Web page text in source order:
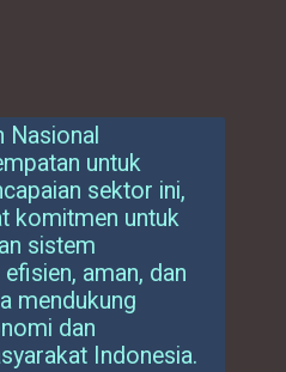
Nasional
untuk
sektor ini,
komitmen untuk
sistem
aman, dan
mendukung
dan
Indonesia.